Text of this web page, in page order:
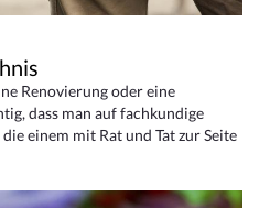
Renovierung oder eine
dass man auf fachkundige
einem mit Rat und Tat zur Seite